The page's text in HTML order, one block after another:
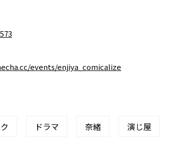
events/enjiya_comicalize
ドラマ 奈緒 演じ屋